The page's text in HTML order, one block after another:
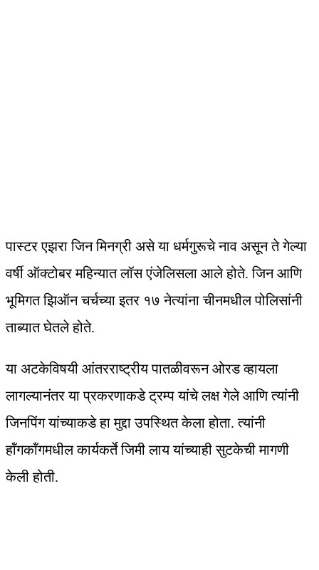
पास्टर एझरा जिन मिनग्री असे या धर्मगुरूचे नाव असून ते गेल्या
वर्षी ऑक्टोबर महिन्यात लॉस एंजेलिसला आले होते. जिन आणि
भूमिगत झिऑन चर्चच्या इतर १७ नेत्यांना चीनमधील पोलिसांनी
ताब्यात घेतले होते.
या अटकेविषयी आंतरराष्ट्रीय पातळीवरून ओरड व्हायला
लागल्यानंतर या प्रकरणाकडे ट्रम्प यांचे लक्ष गेले आणि त्यांनी
जिनपिंग यांच्याकडे हा मुद्दा उपस्थित केला होता. त्यांनी
हॉंगकॉंगमधील कार्यकर्ते जिमी लाय यांच्याही सुटकेची मागणी
केली होती.